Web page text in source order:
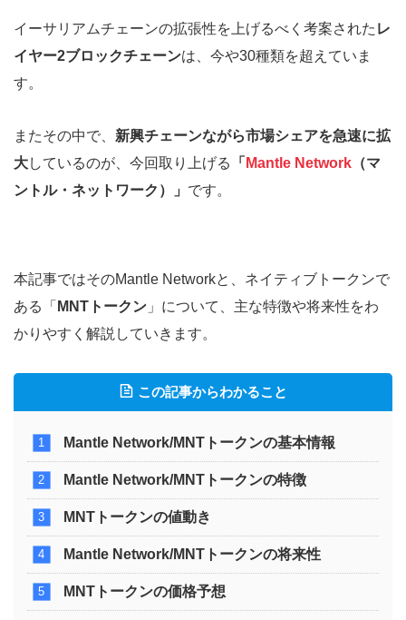
イーサリアムチェーンの拡張性を上げるべく考案された レ
イヤー2ブロックチェーンは、今や30種類を超えていま
す。
またその中で、 新興チェーンながら市場シェアを急速に拡
大しているのが、今回取り上げる 「 Mantle Network （マ
ントル・ネットワーク）」 です。
本記事ではそのMantle Networkと、ネイティブトークンで
ある「 MNTトークン 」について、主な特徴や将来性をわ
かりやすく解説していきます。
この記事からわかること
Mantle Network/MNTトークンの基本情報
Mantle Network/MNTトークンの特徴
MNTトークンの値動き
Mantle Network/MNTトークンの将来性
MNTトークンの価格予想